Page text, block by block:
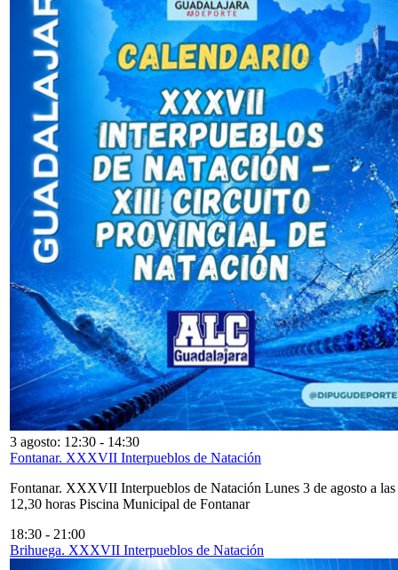
3 agosto: 12:30 - 14:30
Fontanar. XXXVII Interpueblos de Natación
Fontanar. XXXVII Interpueblos de Natación Lunes 3 de agosto a las
12,30 horas Piscina Municipal de Fontanar
18:30 - 21:00
Brihuega. XXXVII Interpueblos de Natación